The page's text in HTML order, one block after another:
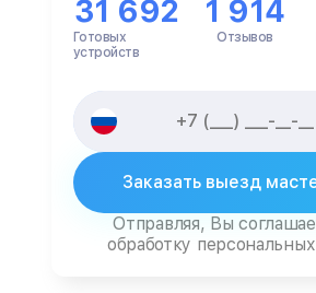
31 692
Готовых
устройств
1 914
Отзывов
Заказать выезд
Отправляя, Вы
обработку